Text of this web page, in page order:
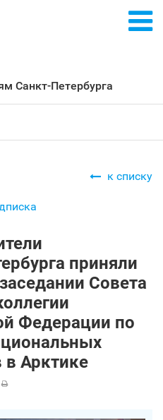
Санкт‑Петербурга
к списку
приняли
Совета
Федерации по
в Арктике